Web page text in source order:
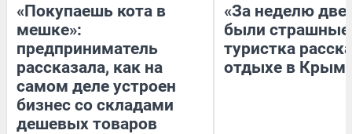
«Покупаешь кота в
мешке»:
предприниматель
рассказала, как на
самом деле устроен
бизнес со складами
дешевых товаров
«За неделю две
были
туристка
отдыхе в